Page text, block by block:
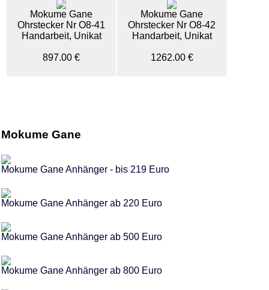
Mokume Gane
Ohrstecker Nr O8-41
Handarbeit, Unikat
897.00 €
Mokume Gane
Ohrstecker Nr O8-42
Handarbeit, Unikat
1262.00 €
Mokume Gane
Mokume Gane Anhänger - bis 219 Euro
Mokume Gane Anhänger ab 220 Euro
Mokume Gane Anhänger ab 500 Euro
Mokume Gane Anhänger ab 800 Euro